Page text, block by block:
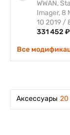
WWAN,
Imager, 8
10 2019 /
331 452 ₽
Все
Аксессуары 20